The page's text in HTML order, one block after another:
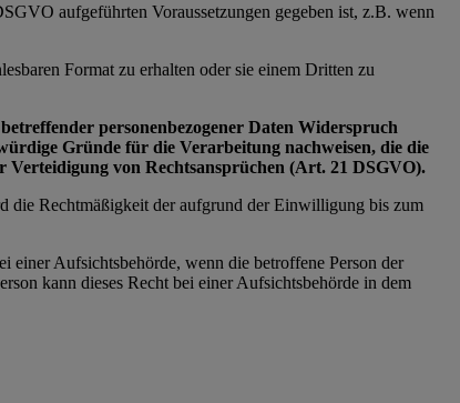
aufgeführten Voraussetzungen gegeben ist, z.B. wenn
Format zu erhalten oder sie einem Dritten zu
personenbezogener Daten Widerspruch
Gründe für die Verarbeitung nachweisen, die die
Verteidigung von Rechtsansprüchen (Art. 21 DSGVO).
Rechtmäßigkeit der aufgrund der Einwilligung bis zum
einer Aufsichtsbehörde, wenn die betroffene Person der
kann dieses Recht bei einer Aufsichtsbehörde in dem